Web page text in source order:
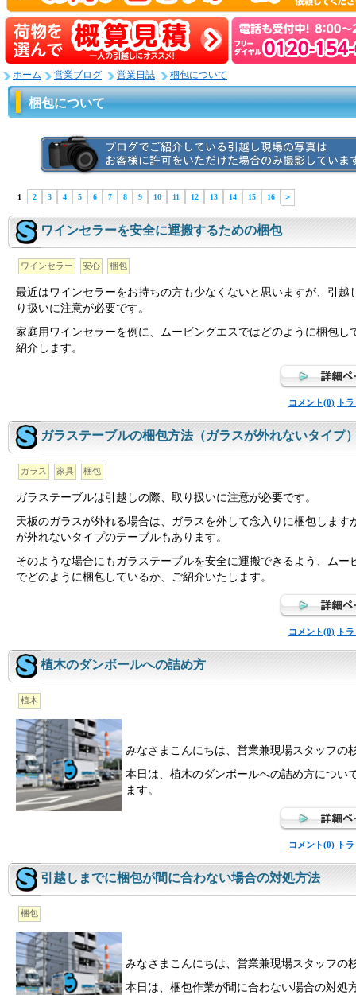
ホーム 営業ブログ 営業日誌 梱包について
梱包について
1 2 3 4 5 6 7 8 9 10 11 12 13 14 15 16 ＞
ワインセラーを安全に運搬するための梱包
ワインセラー 安心 梱包
最近はワインセラーをお持ちの方も少なくないと思いますが、引越
り扱いに注意が必要です。
家庭用ワインセラーを例に、ムービングエスではどのように梱包し
紹介します。
コメント(0) ト
ガラステーブルの梱包方法（ガラスが外れないタイプ
ガラス 家具 梱包
ガラステーブルは引越しの際、取り扱いに注意が必要です。
天板のガラスが外れる場合は、ガラスを外して念入りに梱包します
が外れないタイプのテーブルもあります。
そのような場合にもガラステーブルを安全に運搬できるよう、ムー
でどのように梱包しているか、ご紹介いたします。
コメント(0) ト
植木のダンボールへの詰め方
植木
みなさまこんにちは、営業兼現場スタッフの
本日は、植木のダンボールへの詰め方につい
ます。
コメント(0) ト
引越しまでに梱包が間に合わない場合の対処方法
梱包
みなさまこんにちは、営業兼現場スタッフの
本日は、梱包作業が間に合わない場合の対処